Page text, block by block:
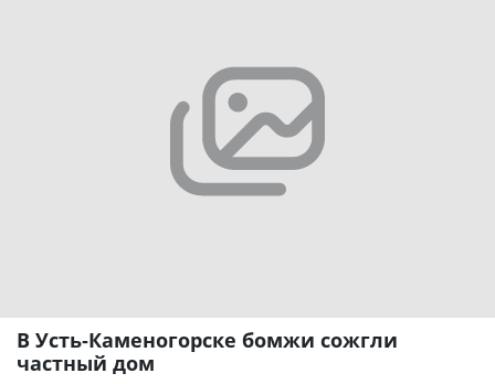
В Усть-Каменогорске бомжи сожгли
частный дом